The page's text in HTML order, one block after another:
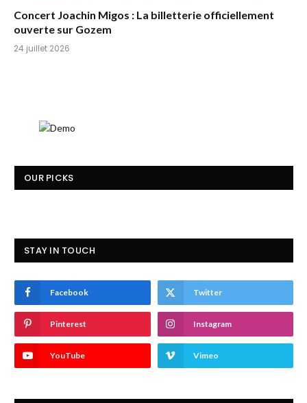
Concert Joachin Migos : La billetterie officiellement
ouverte sur Gozem
24 juillet 2026
OUR PICKS
STAY IN TOUCH
Facebook Twitter
Pinterest Instagram
YouTube Vimeo